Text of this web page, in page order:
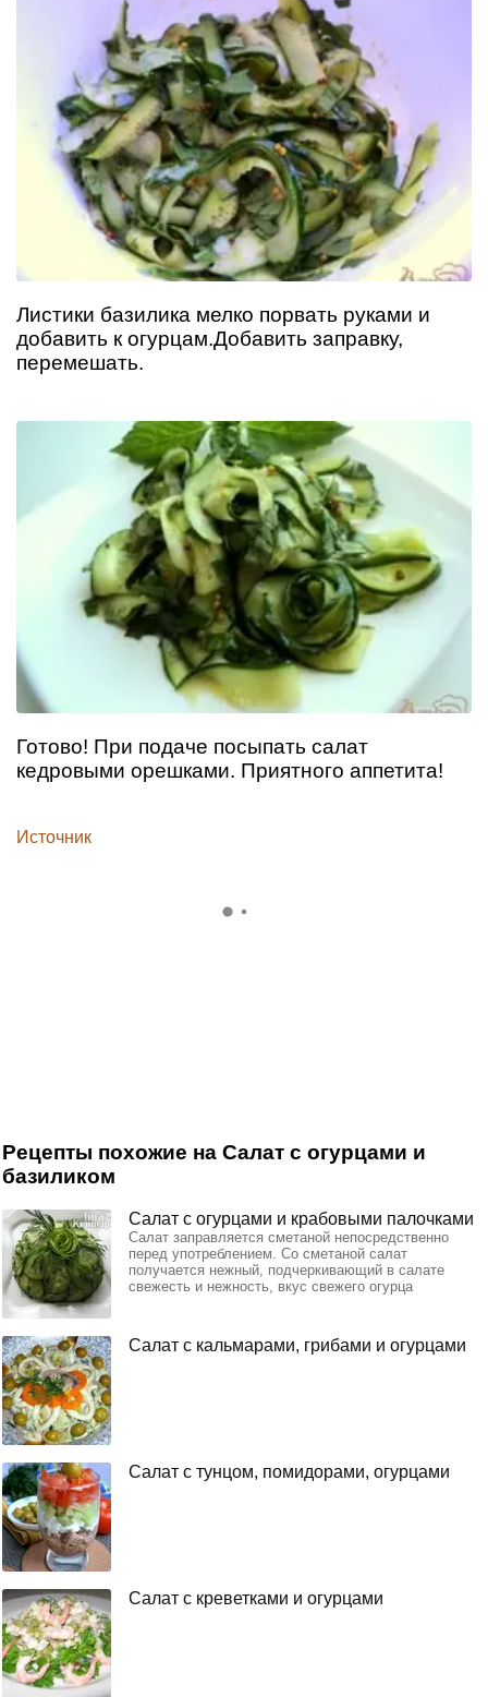
Листики базилика мелко порвать руками и
добавить к огурцам.Добавить заправку,
перемешать.
Готово! При подаче посыпать салат
кедровыми орешками. Приятного аппетита!
Источник
Рецепты похожие на Салат с огурцами и
базиликом
Салат с огурцами и крабовыми палочками
Салат заправляется сметаной непосредственно
перед употреблением. Со сметаной салат
получается нежный, подчеркивающий в салате
свежесть и нежность, вкус свежего огурца
Салат с кальмарами, грибами и огурцами
Салат с тунцом, помидорами, огурцами
Салат с креветками и огурцами